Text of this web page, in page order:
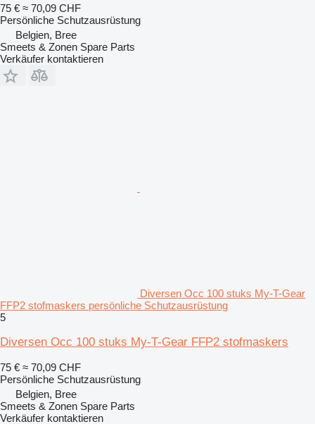
75 € ≈ 70,09 CHF
Persönliche Schutzausrüstung
Belgien, Bree
Smeets & Zonen Spare Parts
Verkäufer kontaktieren
Diversen Occ 100 stuks My-T-Gear
FFP2 stofmaskers persönliche Schutzausrüstung
5
Diversen Occ 100 stuks My-T-Gear FFP2 stofmaskers
75 € ≈ 70,09 CHF
Persönliche Schutzausrüstung
Belgien, Bree
Smeets & Zonen Spare Parts
Verkäufer kontaktieren